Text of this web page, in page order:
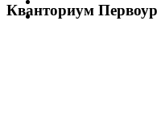
Казань
Кванториум